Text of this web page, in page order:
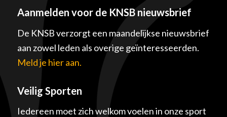
Aanmelden voor de KNSB nieuwsbrief
De KNSB verzorgt een maandelijkse nieuwsbrief
aan zowel leden als overige geïnteresseerden.
Meld je hier aan.
Veilig Sporten
Iedereen moet zich welkom voelen in onze sport